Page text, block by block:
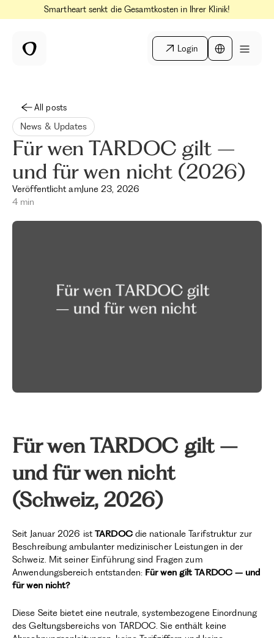
Smartheart senkt die Gesamtkosten in Ihrer Klinik!
Login
All posts
News & Updates
Für wen TARDOC gilt –
und für wen nicht (2026)
Veröffentlicht amJune 23, 2026
4 min
Für wen TARDOC gilt –
und für wen nicht
(Schweiz, 2026)
Seit Januar 2026 istTARDOCdie nationale Tarifstruktur zur
Beschreibung ambulanter medizinischer Leistungen in der
Schweiz. Mit seiner Einführung sind Fragen zum
Anwendungsbereich entstanden: Für wen gilt TARDOC – und
für wen nicht?
Diese Seite bietet eine neutrale, systembezogene Einordnung
des Geltungsbereichs von TARDOC. Sie enthält keine